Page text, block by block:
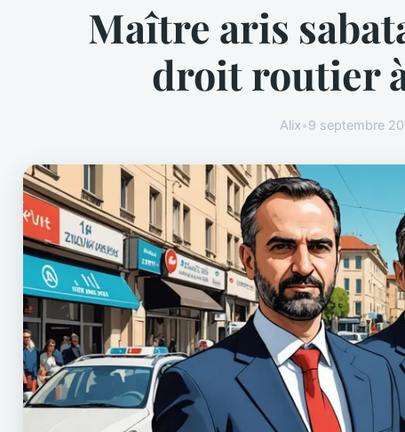
Maître aris
droit routier
Alix•9 septembre